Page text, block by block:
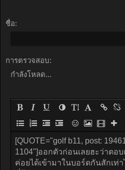
ชื่อ:
การตรวจสอบ:
กำลังโหลด...